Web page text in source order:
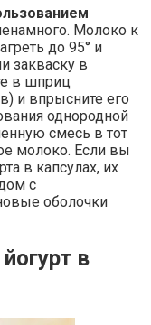
Молоко к
до 95° и
закваску в
в шприц
и впрысните его
однородной
смесь в тот
молоко. Если вы
в капсулах, их
с
оболочки
в